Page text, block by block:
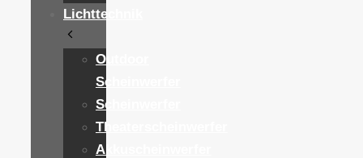
Lichttechnik
Outdoor
Scheinwerfer
Scheinwerfer
Theaterscheinwerfer
Akkuscheinwerfer